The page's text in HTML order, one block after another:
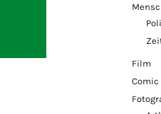
Film
Comic